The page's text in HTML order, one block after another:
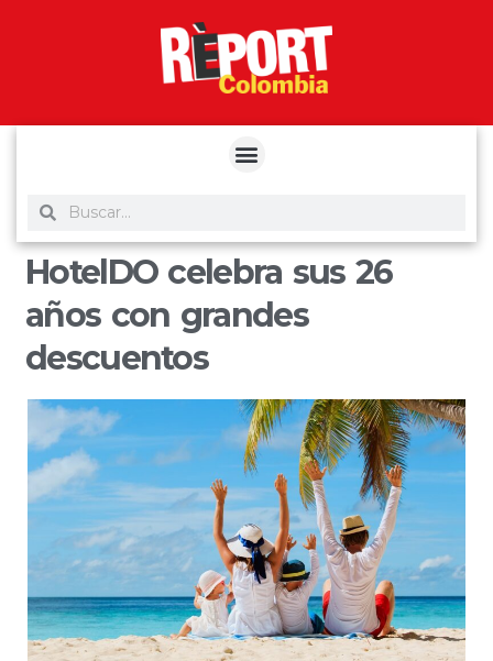
HotelDO celebra sus 26
años con grandes
descuentos